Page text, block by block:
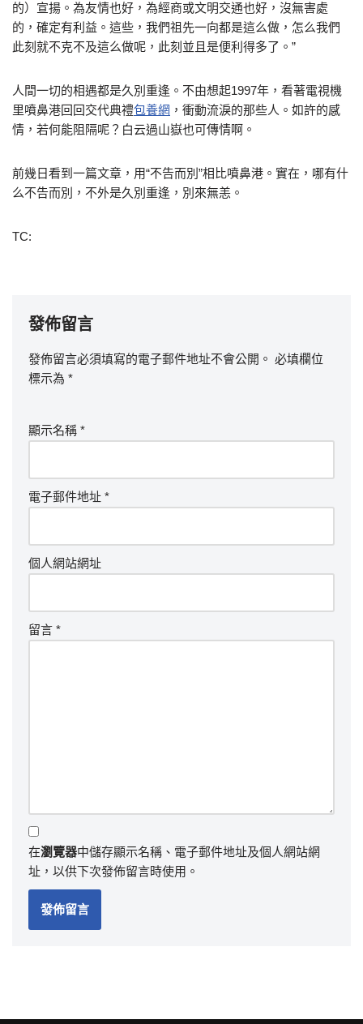
的）宣揚。為友情也好，為經商或文明交通也好，沒無害處
的，確定有利益。這些，我們祖先一向都是這么做，怎么我們
此刻就不克不及這么做呢，此刻並且是便利得多了。”
人間一切的相遇都是久別重逢。不由想起1997年，看著電視機
里噴鼻港回回交代典禮包養網 ，衝動流淚的那些人。如許的感
情，若何能阻隔呢？白云過山嶽也可傳情啊。
前幾日看到一篇文章，用“不告而別”相比噴鼻港。實在，哪有什
么不告而別，不外是久別重逢，別來無恙。
TC:
發佈留言
發佈留言必須填寫的電子郵件地址不會公開。 必填欄位
標示為 *
顯示名稱 *
電子郵件地址 *
個人網站網址
留言 *
在瀏覽器中儲存顯示名稱、電子郵件地址及個人網站網
址，以供下次發佈留言時使用。